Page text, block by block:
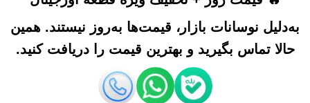
به‌دلیل نوسانات بازار، قیمت‌ها به‌روز نیستند. همین
حالا تماس بگیرید و بهترین قیمت را دریافت کنید.